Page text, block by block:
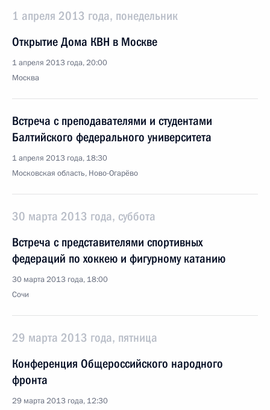
1 апреля 2013 года, понедельник
Открытие Дома КВН в Москве
1 апреля 2013 года, 20:00
Москва
Встреча с преподавателями и студентами
Балтийского федерального университета
1 апреля 2013 года, 18:30
Московская область, Ново-Огарёво
30 марта 2013 года, суббота
Встреча с представителями спортивных
федераций по хоккею и фигурному катанию
30 марта 2013 года, 18:00
Сочи
29 марта 2013 года, пятница
Конференция Общероссийского народного
фронта
29 марта 2013 года, 12:30